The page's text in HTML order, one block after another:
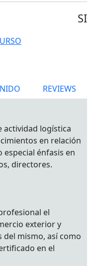
SI
REVIEWS
actividad logística
en relación
énfasis en
directores.
el
exterior y
del mismo, así como
en el